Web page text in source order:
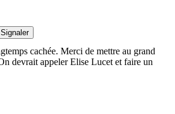
Signaler
cachée. Merci de mettre au grand
devrait appeler Elise Lucet et faire un